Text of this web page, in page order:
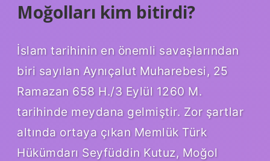
Moğolları kim bitirdi?
İslam tarihinin en önemli savaşlarından
biri sayılan Aynıçalut Muharebesi, 25
Ramazan 658 H./3 Eylül 1260 M.
tarihinde meydana gelmiştir. Zor şartlar
altında ortaya çıkan Memlük Türk
Hükümdarı Seyfüddin Kutuz, Moğol